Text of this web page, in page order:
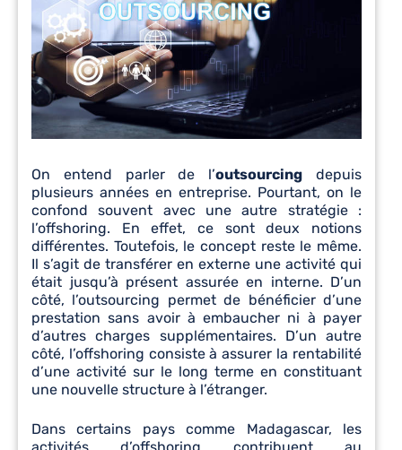
On entend parler de l’outsourcing depuis
plusieurs années en entreprise. Pourtant, on le
confond souvent avec une autre stratégie :
l’offshoring. En effet, ce sont deux notions
différentes. Toutefois, le concept reste le même.
Il s’agit de transférer en externe une activité qui
était jusqu’à présent assurée en interne. D’un
côté, l’outsourcing permet de bénéficier d’une
prestation sans avoir à embaucher ni à payer
d’autres charges supplémentaires. D’un autre
côté, l’offshoring consiste à assurer la rentabilité
d’une activité sur le long terme en constituant
une nouvelle structure à l’étranger.
Dans certains pays comme Madagascar, les
activités d’offshoring contribuent au